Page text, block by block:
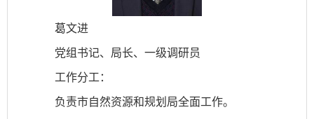
葛文进
党组书记、局长、一级调研员
工作分工：
负责市自然资源和规划局全面工作。